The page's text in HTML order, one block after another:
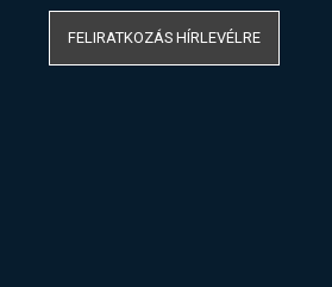
FELIRATKOZÁS HÍRLEVÉLRE